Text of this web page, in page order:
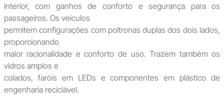
interior, com ganhos de conforto e segurança para os
passageiros. Os veículos
permitem configurações com poltronas duplas dos dois lados,
proporcionando
maior racionalidade e conforto de uso. Trazem também os
vidros amplos e
colados, faróis em LEDs e componentes em plástico de
engenharia reciclável.